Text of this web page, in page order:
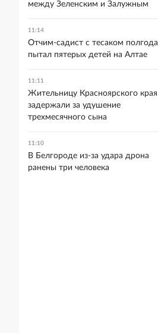
между Зеленским и Залужным
11:14
Отчим-садист с тесаком полгода
пытал пятерых детей на Алтае
11:11
Жительницу Красноярского края
задержали за удушение
трехмесячного сына
11:10
В Белгороде из-за удара дрона
ранены три человека